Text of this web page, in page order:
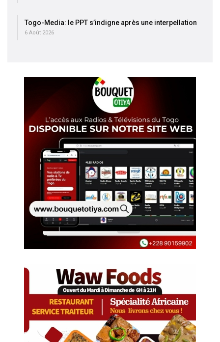
Togo-Media: le PPT s’indigne après une interpellation
6 Août 2026